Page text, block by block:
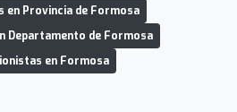
en Provincia de Formosa
Departamento de Formosa
en Formosa